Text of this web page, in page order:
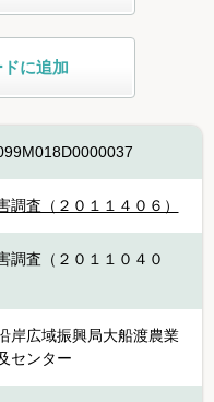
に追加
調査（２０１１４０６）
調査（２０１１０４０
岸広域振興局大船渡農業
センター